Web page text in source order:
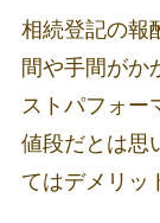
相続登記の報
間や手間がか
ストパフォー
値段だとは思
てはデメリッ